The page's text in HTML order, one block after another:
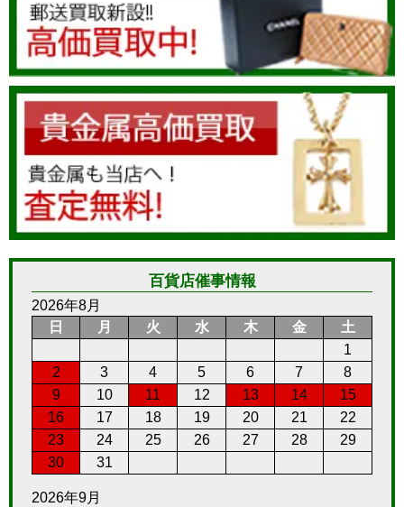
百貨店催事情報
2026年8月
日
月 火 水 木 金
土
1
2
3 4 5 6 7
8
9
10 11 12 13 14
15
16
17 18 19 20 21
22
23
24 25 26 27 28
29
30
31
2026年9月